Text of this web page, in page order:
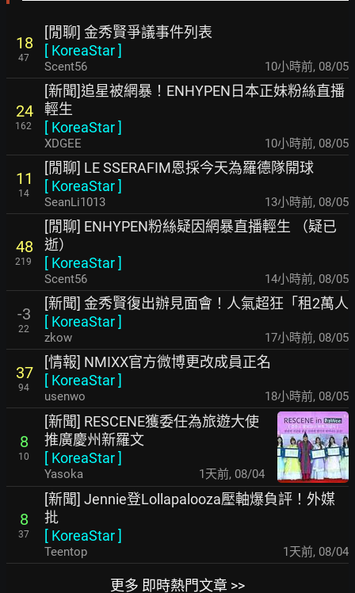
18
47
[閒聊] 金秀賢爭議事件列表
[ KoreaStar]
Scent56 10小時前, 08/05
24
162
[新聞]追星被網暴！ENHYPEN日本正妹粉絲直播
輕生
[ KoreaStar]
XDGEE 10小時前, 08/05
11
14
[閒聊] LE SSERAFIM恩採今天為羅德隊開球
[ KoreaStar]
SeanLi1013 13小時前, 08/05
48
219
[閒聊] ENHYPEN粉絲疑因網暴直播輕生 （疑已
逝）
[ KoreaStar]
Scent56 14小時前, 08/05
-3
22
[新聞] 金秀賢復出辦見面會！人氣超狂「租2萬人
[ KoreaStar]
zkow 17小時前, 08/05
37
94
[情報] NMIXX官方微博更改成員正名
[ KoreaStar]
usenwo 18小時前, 08/05
8
10
[新聞] RESCENE獲委任為旅遊大使
推廣慶州新羅文
[ KoreaStar]
Yasoka 1天前, 08/04
8
37
[新聞] Jennie登Lollapalooza壓軸爆負評！外媒
批
[ KoreaStar]
Teentop 1天前, 08/04
更多 即時熱門文章 >>